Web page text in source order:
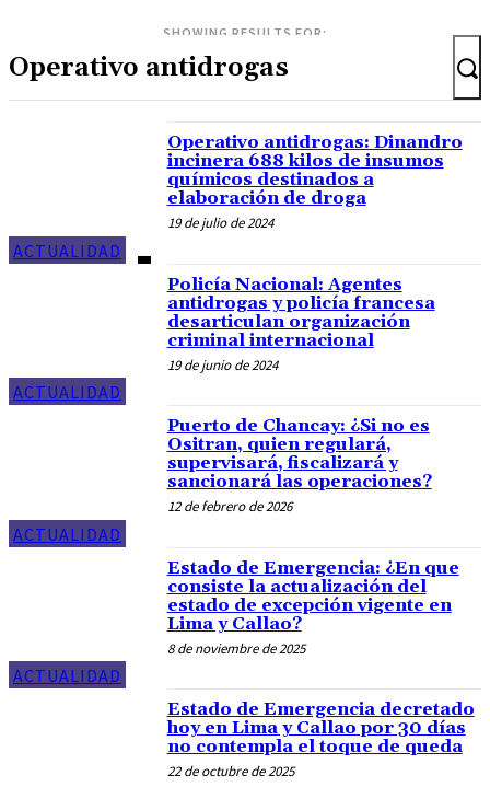
SHOWING RESULTS FOR:
ACTUALIDAD
Operativo antidrogas: Dinandro
incinera 688 kilos de insumos
químicos destinados a
elaboración de droga
19 de julio de 2024
ACTUALIDAD
Policía Nacional: Agentes
antidrogas y policía francesa
desarticulan organización
criminal internacional
19 de junio de 2024
ACTUALIDAD
Puerto de Chancay: ¿Si no es
Ositran, quien regulará,
supervisará, fiscalizará y
sancionará las operaciones?
12 de febrero de 2026
ACTUALIDAD
Estado de Emergencia: ¿En que
consiste la actualización del
estado de excepción vigente en
Lima y Callao?
8 de noviembre de 2025
Estado de Emergencia decretado
hoy en Lima y Callao por 30 días
no contempla el toque de queda
22 de octubre de 2025